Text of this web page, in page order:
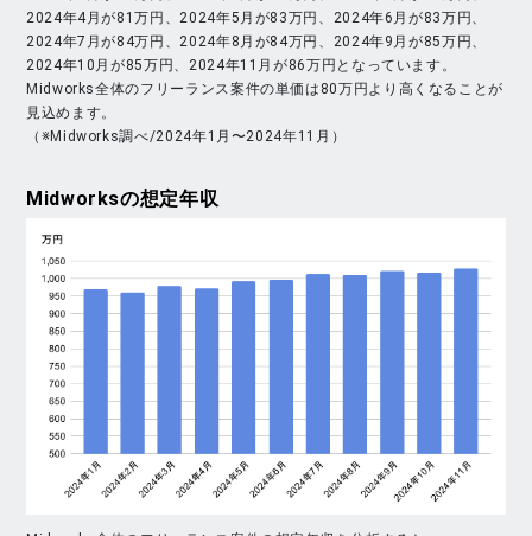
2024年4月が81万円、2024年5月が83万円、2024年6月が83万円、
2024年7月が84万円、2024年8月が84万円、2024年9月が85万円、
2024年10月が85万円、2024年11月が86万円となっています。
Midworks全体のフリーランス案件の単価は80万円より高くなることが
見込めます。
（※Midworks調べ/2024年1月〜2024年11月）
Midworksの想定年収